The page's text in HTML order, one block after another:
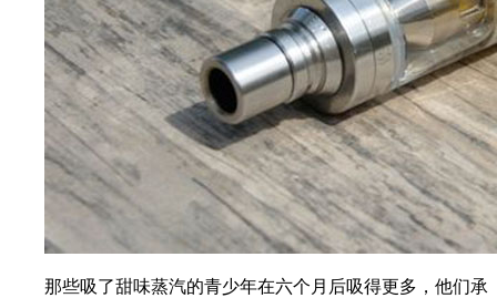
那些吸了甜味蒸汽的青少年在六个月后吸得更多，他们承